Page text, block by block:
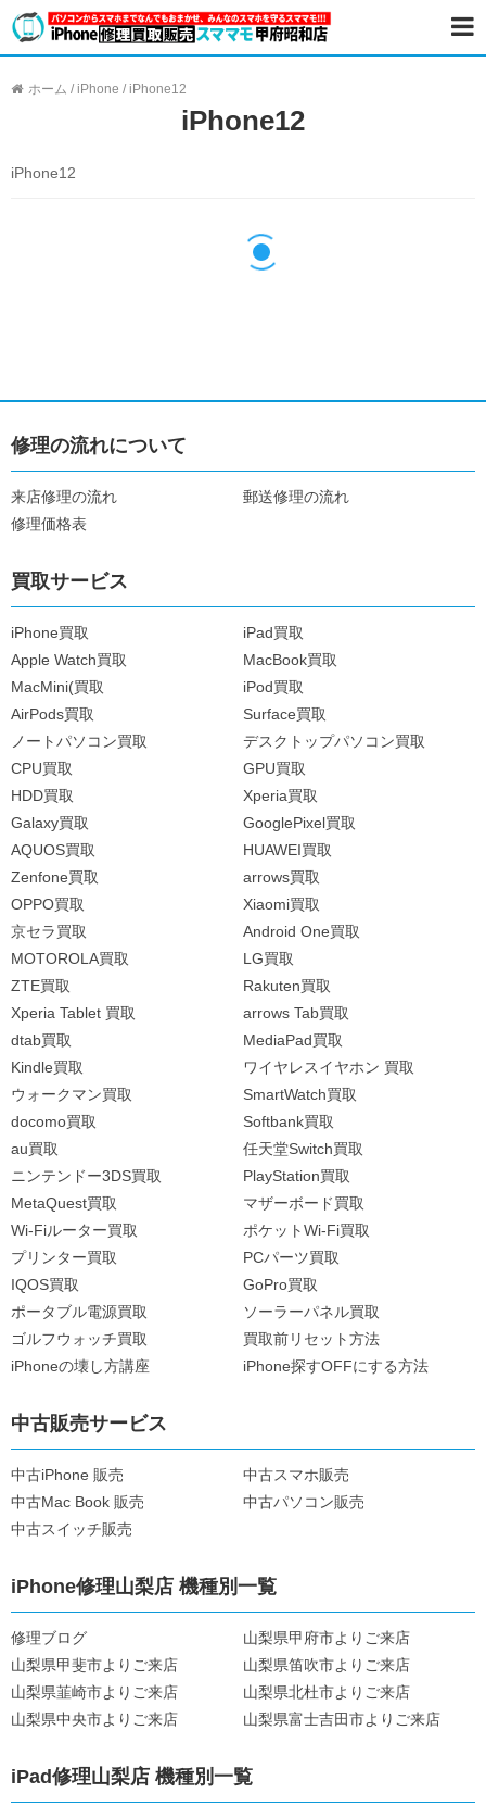
ホーム / iPhone / iPhone12
iPhone12
iPhone12
修理の流れについて
来店修理の流れ
郵送修理の流れ
修理価格表
買取サービス
iPhone買取
iPad買取
Apple Watch買取
MacBook買取
MacMini(買取
iPod買取
AirPods買取
Surface買取
ノートパソコン買取
デスクトップパソコン買取
CPU買取
GPU買取
HDD買取
Xperia買取
Galaxy買取
GooglePixel買取
AQUOS買取
HUAWEI買取
Zenfone買取
arrows買取
OPPO買取
Xiaomi買取
京セラ買取
Android One買取
MOTOROLA買取
LG買取
ZTE買取
Rakuten買取
Xperia Tablet 買取
arrows Tab買取
dtab買取
MediaPad買取
Kindle買取
ワイヤレスイヤホン 買取
ウォークマン買取
SmartWatch買取
docomo買取
Softbank買取
au買取
任天堂Switch買取
ニンテンドー3DS買取
PlayStation買取
MetaQuest買取
マザーボード買取
Wi-Fiルーター買取
ポケットWi-Fi買取
プリンター買取
PCパーツ買取
IQOS買取
GoPro買取
ポータブル電源買取
ソーラーパネル買取
ゴルフウォッチ買取
買取前リセット方法
iPhoneの壊し方講座
iPhone探すOFFにする方法
中古販売サービス
中古iPhone 販売
中古スマホ販売
中古Mac Book 販売
中古パソコン販売
中古スイッチ販売
iPhone修理山梨店 機種別一覧
修理ブログ
山梨県甲府市よりご来店
山梨県甲斐市よりご来店
山梨県笛吹市よりご来店
山梨県韮崎市よりご来店
山梨県北杜市よりご来店
山梨県中央市よりご来店
山梨県富士吉田市よりご来店
iPad修理山梨店 機種別一覧